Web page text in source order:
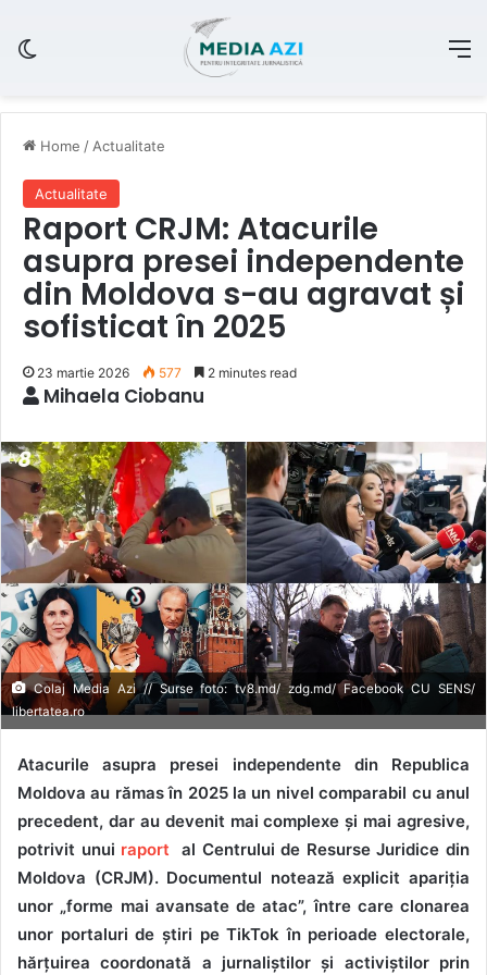
Home / Actualitate
Actualitate
Raport CRJM: Atacurile
asupra presei independente
din Moldova s-au agravat și
sofisticat în 2025
23 martie 2026 577 2 minutes read
Mihaela Ciobanu
Colaj Media Azi // Surse foto: tv8.md/ zdg.md/ Facebook CU SENS/
libertatea.ro
Atacurile asupra presei independente din Republica
Moldova au rămas în 2025 la un nivel comparabil cu anul
precedent, dar au devenit mai complexe și mai agresive,
potrivit unui raport al Centrului de Resurse Juridice din
Moldova (CRJM). Documentul notează explicit apariția
unor „forme mai avansate de atac”, între care clonarea
unor portaluri de știri pe TikTok în perioade electorale,
hărțuirea coordonată a jurnaliștilor și activiștilor prin